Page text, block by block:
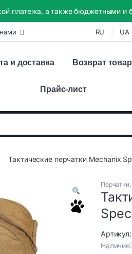
RU UA
и доставка Возврат
Прайс-лист
Тактические перчатки Mechanix
Перчатки,
Артикул:
Наличие:
платежа, а также бюджетными и